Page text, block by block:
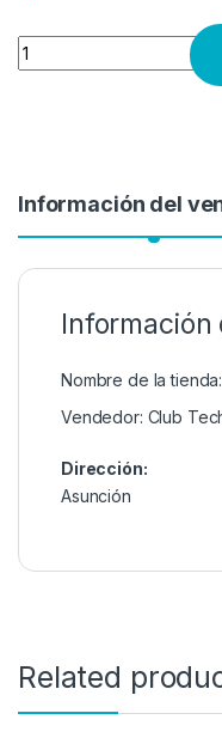
Quantity
Información del
Nombre de la tienda:
Vendedor: Club
Dirección:
Asunción
Related